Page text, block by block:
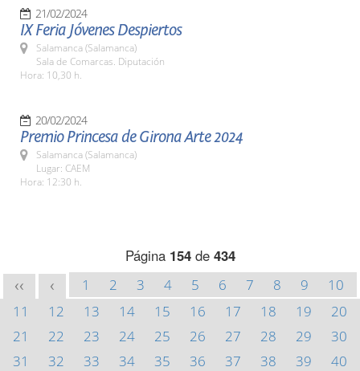
21/02/2024
IX Feria Jóvenes Despiertos
Salamanca (Salamanca)
Sala de Comarcas. Diputación
Hora: 10,30 h.
20/02/2024
Premio Princesa de Girona Arte 2024
Salamanca (Salamanca)
Lugar: CAEM
Hora: 12:30 h.
Página 154de 434
<< < 1 2 3 4 5 6 7 8 9
10
11
12 13 14 15 16 17 18 19
20
21
22 23 24 25 26 27 28 29
30
31
32 33 34 35 36 37 38 39
40